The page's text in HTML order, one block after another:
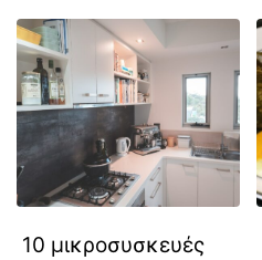
10 μικροσυσκευές